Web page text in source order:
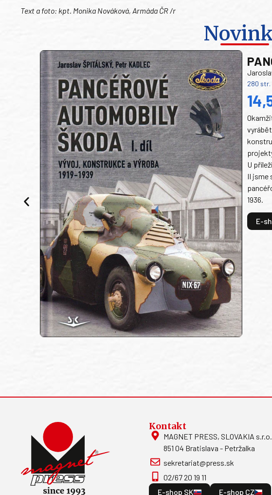
Text a foto: kpt. Monika Nováková, Armáda ČR /r
280 str.
U
II jsme
1936.
E-
Kontakt
MAGNET PRESS, SLOVAKIA
851 04 Bratislava - Petržalka
sekretariat@press.sk
02/67 20 19 11
E-shop SK
E-shop CZ